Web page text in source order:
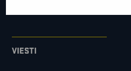
VIESTI